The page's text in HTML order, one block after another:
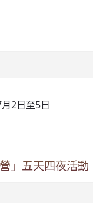
2日至5日
」五天四夜活動